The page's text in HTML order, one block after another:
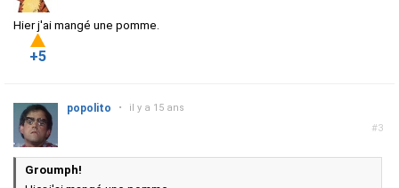
Hier j'ai mangé une pomme.
+5
#3
popolito • il y a 15 ans
Groumph!